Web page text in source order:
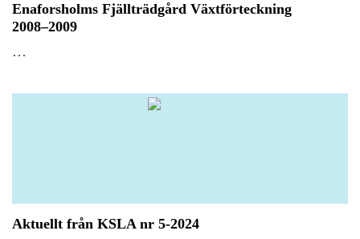
Enaforsholms Fjällträdgård Växtförteckning
2008–2009
…
Aktuellt från KSLA nr 5-2024